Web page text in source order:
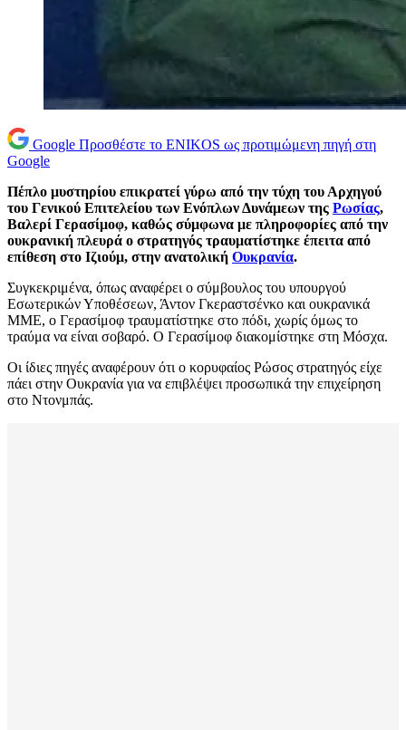
Google Προσθέστε το ENIKOS ως προτιμώμενη πηγή στη
Google
Πέπλο μυστηρίου επικρατεί γύρω από την τύχη του Αρχηγού
του Γενικού Επιτελείου των Ενόπλων Δυνάμεων της Ρωσίας,
Βαλερί Γερασίμοφ, καθώς σύμφωνα με πληροφορίες από την
ουκρανική πλευρά ο στρατηγός τραυματίστηκε έπειτα από
επίθεση στο Ιζιούμ, στην ανατολική Ουκρανία.
Συγκεκριμένα, όπως αναφέρει ο σύμβουλος του υπουργού
Εσωτερικών Υποθέσεων, Άντον Γκεραστσένκο και ουκρανικά
ΜΜΕ, ο Γερασίμοφ τραυματίστηκε στο πόδι, χωρίς όμως το
τραύμα να είναι σοβαρό. O Γερασίμοφ διακομίστηκε στη Μόσχα.
Οι ίδιες πηγές αναφέρουν ότι ο κορυφαίος Ρώσος στρατηγός είχε
πάει στην Ουκρανία για να επιβλέψει προσωπικά την επιχείρηση
στο Ντονμπάς.